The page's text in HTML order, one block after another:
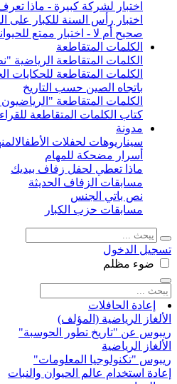
اختبار لشركة كبيرة - ماذا
اختبار رأس السنة للكبار على
صحيح أم لا - اختبار ممتع
الكلمات المتقاطعة
الكلمات المتقاطعة الرياضية
الكلمات المتقاطعة للحكايات
باتجاه الصين حسب التاريخ
الكلمات المتقاطعة
كتاب الكلمات المتقاطعة
مدونة
سيناريوهات لحفلات الأطفال
أسرار مضحكة للمهام
ماذا تعطي لحفل زفاف بيديك
مسابقات الزفاف الحديثة
نص باتي الجنس
مسابقات حزب الكبار
تسجيل الدخول
ضوء مظلم
إعادة الحافلات
الألغاز الرياضية (المؤلف)
ريبوس عن "تاريخ تطور الحوسبة"
الألغاز الرياضية
ريبوس "تكنولوجيا المعلومات"
إعادة استخدام عالم الحيوان والنبات